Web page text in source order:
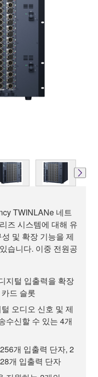
TWINLANe 네트
즈 시스템에 대해 유
및 확장 기능을 제
습니다. 이중 전원공
지털 입출력을 확장
드 슬롯
오디오 신호 및 제
수신할 수 있는 4개
개 입출력 단자, 2
개 입출력 단자